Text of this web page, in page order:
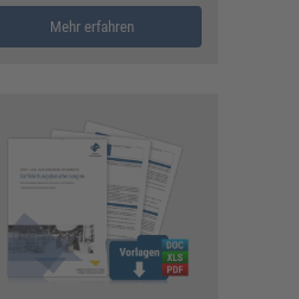
Mehr erfahren